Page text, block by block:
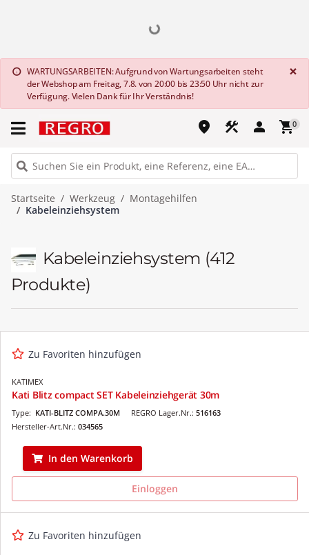
info WARTUNGSARBEITEN: Aufgrund von Wartungsarbeiten steht
der Webshop am Freitag, 7.8. von 20:00 bis 23:50 Uhr nicht zur
Verfügung. Vielen Dank für Ihr Verständnis!
×
place construction person shopping_cart0
Startseite Werkzeug
Montagehilfen
Kabeleinziehsystem
Kabeleinziehsystem (412
Produkte)
Zu Favoriten hinzufügen
KATIMEX
Kati Blitz compact SET Kabeleinziehgerät 30m
REGRO Lager.Nr.: 516163
Type: KATI-BLITZ COMPA.30M
Hersteller-Art.Nr.: 034565
In den Warenkorb
Einloggen
Zu Favoriten hinzufügen